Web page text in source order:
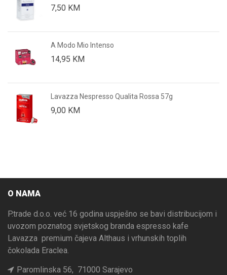
7,50 KM
A Modo Mio Intenso
14,95 KM
Lavazza Nespresso Qualita Rossa 57g
9,00 KM
O NAMA
P.trade d.o.o. već 16 godina uspješno se bavi distribucijom i
uvozom poznatog svjetskog branda espresso kafe
Lavazza premium čajeva Althaus i vrhunskih toplih
čokolada Eraclea.
Paromlinska 56, 71000 Sarajevo